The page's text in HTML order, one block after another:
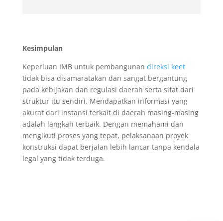
Kesimpulan
Keperluan IMB untuk pembangunan direksi keet
tidak bisa disamaratakan dan sangat bergantung
pada kebijakan dan regulasi daerah serta sifat dari
struktur itu sendiri. Mendapatkan informasi yang
akurat dari instansi terkait di daerah masing-masing
adalah langkah terbaik. Dengan memahami dan
mengikuti proses yang tepat, pelaksanaan proyek
konstruksi dapat berjalan lebih lancar tanpa kendala
legal yang tidak terduga.